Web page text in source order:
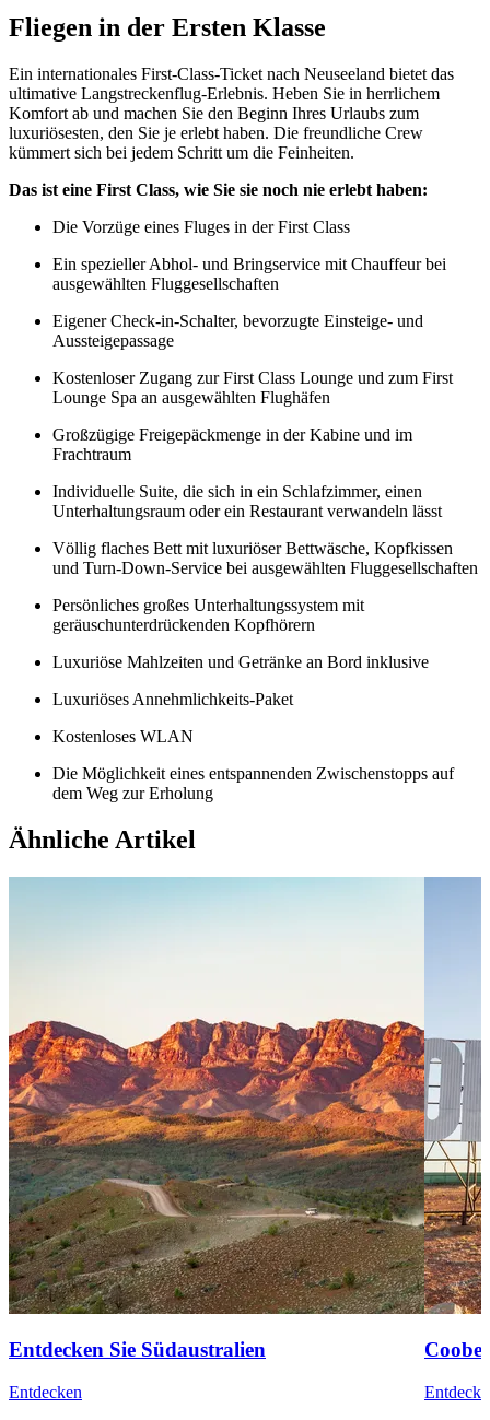
Fliegen in der Ersten Klasse
Ein internationales First-Class-Ticket nach Neuseeland bietet das
ultimative Langstreckenflug-Erlebnis. Heben Sie in herrlichem
Komfort ab und machen Sie den Beginn Ihres Urlaubs zum
luxuriösesten, den Sie je erlebt haben. Die freundliche Crew
kümmert sich bei jedem Schritt um die Feinheiten.
Das ist eine First Class, wie Sie sie noch nie erlebt haben:
Die Vorzüge eines Fluges in der First Class
Ein spezieller Abhol- und Bringservice mit Chauffeur bei
ausgewählten Fluggesellschaften
Eigener Check-in-Schalter, bevorzugte Einsteige- und
Aussteigepassage
Kostenloser Zugang zur First Class Lounge und zum First
Lounge Spa an ausgewählten Flughäfen
Großzügige Freigepäckmenge in der Kabine und im
Frachtraum
Individuelle Suite, die sich in ein Schlafzimmer, einen
Unterhaltungsraum oder ein Restaurant verwandeln lässt
Völlig flaches Bett mit luxuriöser Bettwäsche, Kopfkissen
und Turn-Down-Service bei ausgewählten Fluggesellschaften
Persönliches großes Unterhaltungssystem mit
geräuschunterdrückenden Kopfhörern
Luxuriöse Mahlzeiten und Getränke an Bord inklusive
Luxuriöses Annehmlichkeits-Paket
Kostenloses WLAN
Die Möglichkeit eines entspannenden Zwischenstopps auf
dem Weg zur Erholung
Ähnliche Artikel
Entdecken Sie Südaustralien
Entdecken